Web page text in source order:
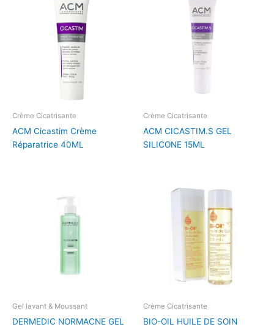
Crème Cicatrisante
ACM Cicastim Crème
Réparatrice 40ML
Crème Cicatrisante
ACM CICASTIM.S GEL
SILICONE 15ML
Gel lavant & Moussant
DERMEDIC NORMACNE GEL
Crème Cicatrisante
BIO-OIL HUILE DE SOIN